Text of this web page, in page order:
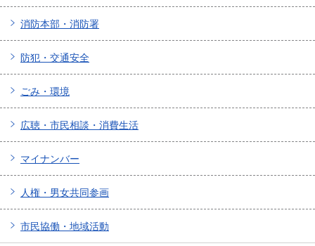
消防本部・消防署
防犯・交通安全
ごみ・環境
広聴・市民相談・消費生活
マイナンバー
人権・男女共同参画
市民協働・地域活動